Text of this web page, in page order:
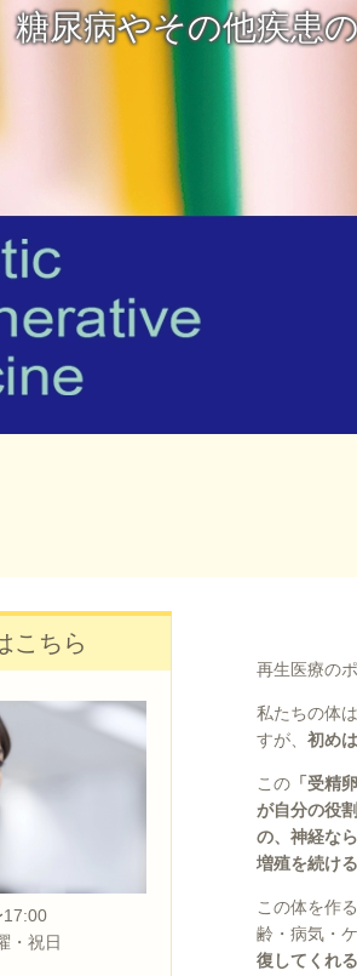
糖尿病やその他疾患
再生医療の
私たちの体は
すが、 初め
この 「受精
が自分の役
の、神経な
増殖を続け
この体を作
齢・病気・
復してくれ
こちら
17:00
・祝日